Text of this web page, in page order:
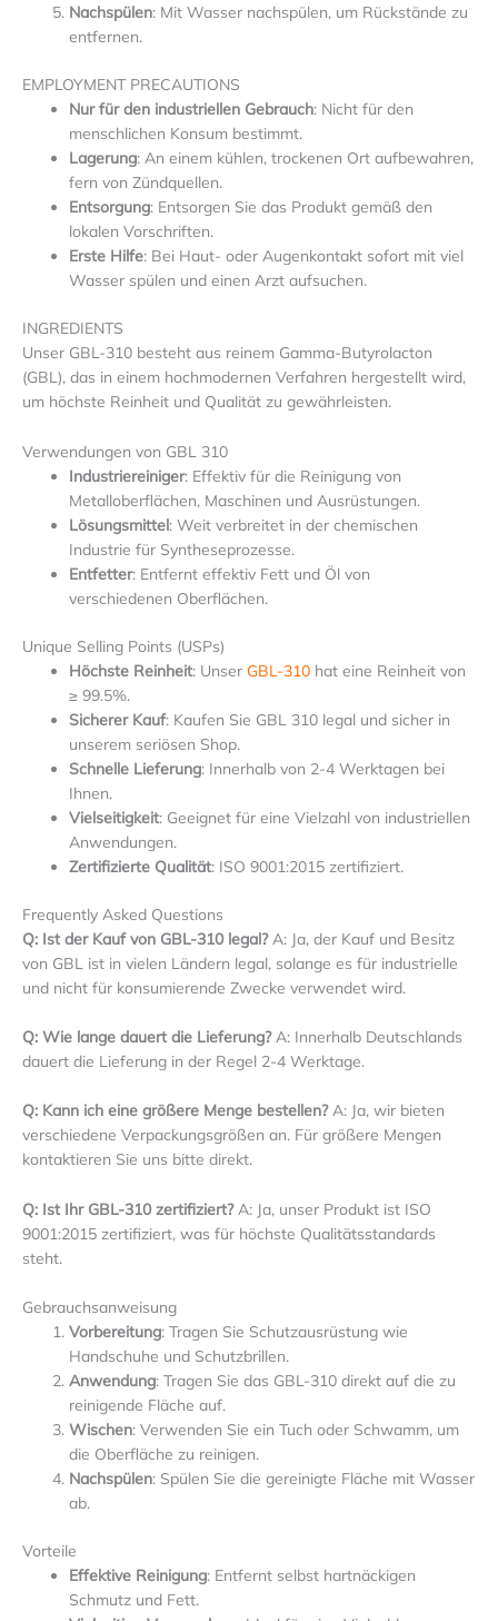
Nachspülen: Mit Wasser nachspülen, um Rückstände zu
entfernen.
EMPLOYMENT PRECAUTIONS
Nur für den industriellen Gebrauch: Nicht für den
menschlichen Konsum bestimmt.
Lagerung: An einem kühlen, trockenen Ort aufbewahren,
fern von Zündquellen.
Entsorgung: Entsorgen Sie das Produkt gemäß den
lokalen Vorschriften.
Erste Hilfe: Bei Haut- oder Augenkontakt sofort mit viel
Wasser spülen und einen Arzt aufsuchen.
INGREDIENTS
Unser GBL-310 besteht aus reinem Gamma-Butyrolacton
(GBL), das in einem hochmodernen Verfahren hergestellt wird,
um höchste Reinheit und Qualität zu gewährleisten.
Verwendungen von GBL 310
Industriereiniger: Effektiv für die Reinigung von
Metalloberflächen, Maschinen und Ausrüstungen.
Lösungsmittel: Weit verbreitet in der chemischen
Industrie für Syntheseprozesse.
Entfetter: Entfernt effektiv Fett und Öl von
verschiedenen Oberflächen.
Unique Selling Points (USPs)
Höchste Reinheit: Unser GBL-310 hat eine Reinheit von
≥ 99.5%.
Sicherer Kauf: Kaufen Sie GBL 310 legal und sicher in
unserem seriösen Shop.
Schnelle Lieferung: Innerhalb von 2-4 Werktagen bei
Ihnen.
Vielseitigkeit: Geeignet für eine Vielzahl von industriellen
Anwendungen.
Zertifizierte Qualität: ISO 9001:2015 zertifiziert.
Frequently Asked Questions
Q: Ist der Kauf von GBL-310 legal?A: Ja, der Kauf und Besitz
von GBL ist in vielen Ländern legal, solange es für industrielle
und nicht für konsumierende Zwecke verwendet wird.
Q: Wie lange dauert die Lieferung?A: Innerhalb Deutschlands
dauert die Lieferung in der Regel 2-4 Werktage.
Q: Kann ich eine größere Menge bestellen?A: Ja, wir bieten
verschiedene Verpackungsgrößen an. Für größere Mengen
kontaktieren Sie uns bitte direkt.
Q: Ist Ihr GBL-310 zertifiziert?A: Ja, unser Produkt ist ISO
9001:2015 zertifiziert, was für höchste Qualitätsstandards
steht.
Gebrauchsanweisung
Vorbereitung: Tragen Sie Schutzausrüstung wie
Handschuhe und Schutzbrillen.
Anwendung: Tragen Sie das GBL-310 direkt auf die zu
reinigende Fläche auf.
Wischen: Verwenden Sie ein Tuch oder Schwamm, um
die Oberfläche zu reinigen.
Nachspülen: Spülen Sie die gereinigte Fläche mit Wasser
ab.
Vorteile
Effektive Reinigung: Entfernt selbst hartnäckigen
Schmutz und Fett.